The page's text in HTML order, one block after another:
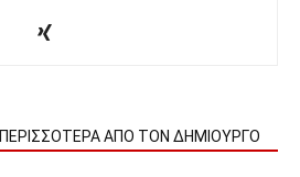
ΠΕΡΙΣΣΟΤΕΡΑ ΑΠΟ ΤΟΝ ΔΗΜΙΟΥΡΓΟ